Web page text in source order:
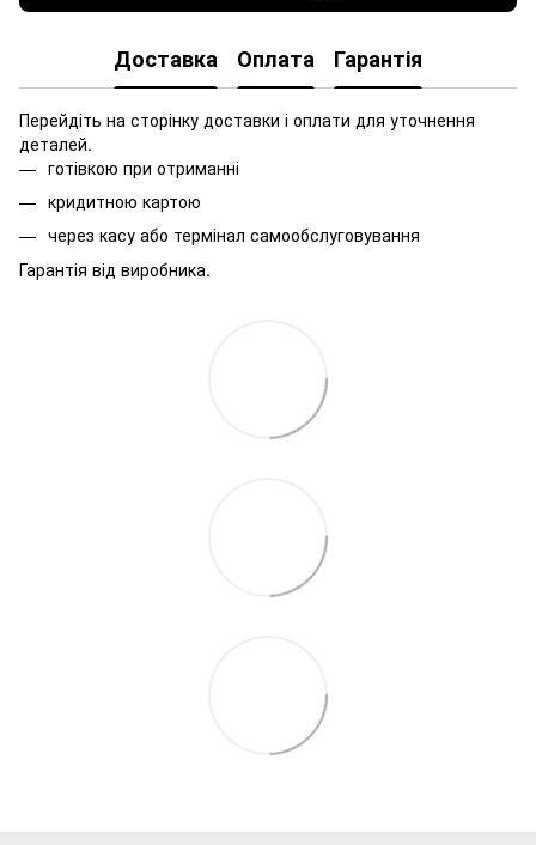
Доставка Оплата Гарантія
Перейдіть на сторінку доставки і оплати для уточнення
деталей.
готівкою при отриманні
кридитною картою
через касу або термінал самообслуговування
Гарантія від виробника.